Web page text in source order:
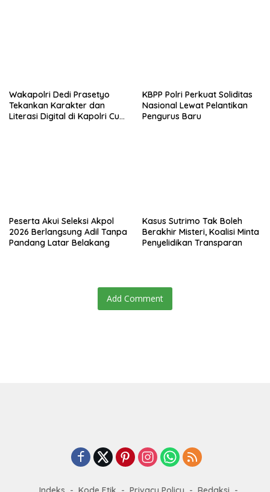
Wakapolri Dedi Prasetyo
Tekankan Karakter dan
Literasi Digital di Kapolri Cup
KBPP Polri Perkuat Soliditas
Nasional Lewat Pelantikan
Pengurus Baru
Peserta Akui Seleksi Akpol
2026 Berlangsung Adil Tanpa
Pandang Latar Belakang
Kasus Sutrimo Tak Boleh
Berakhir Misteri, Koalisi Minta
Penyelidikan Transparan
Add Comment